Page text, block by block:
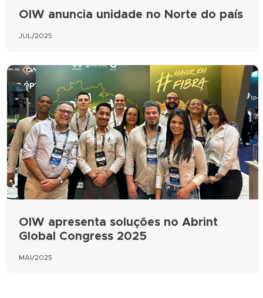
OIW anuncia unidade no Norte do país
JUL/2025
OIW apresenta soluções no Abrint
Global Congress 2025
MAI/2025